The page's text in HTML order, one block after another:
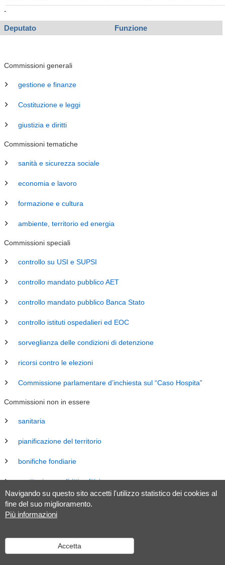
Navigando su questo sito accetti l'utilizzo statistico dei cookies al
fine del suo miglioramento.
Più informazioni
Accetta
-
Deputato Funzione
Commissioni generali
gestione e finanze
Costituzione e leggi
giustizia e diritti
Commissioni tematiche
sanità e sicurezza sociale
economia e lavoro
formazione e cultura
ambiente, territorio ed energia
Commissioni speciali
controllo su USI e SUPSI
controllo mandato pubblico AET
controllo mandato pubblico Banca Stato
controllo istituti ospedalieri ed EOC
sorveglianza delle condizioni di detenzione
ricorsi contro le elezioni
Commissione parlamentare d’inchiesta sul “Caso Hospita”
Commissioni non in essere
sanitaria
pianificazione del territorio
bonifiche fondiarie
costituzione e diritti politici
energia